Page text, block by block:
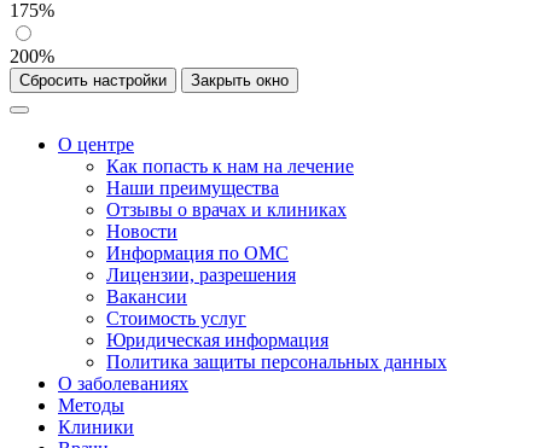
175%
200%
Сбросить настройки Закрыть окно
О центре
Как попасть к нам на лечение
Наши преимущества
Отзывы о врачах и клиниках
Новости
Информация по ОМС
Лицензии, разрешения
Вакансии
Стоимость услуг
Юридическая информация
Политика защиты персональных данных
О заболеваниях
Методы
Клиники